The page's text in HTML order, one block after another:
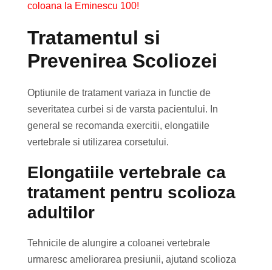
coloana la Eminescu 100!
Tratamentul si
Prevenirea Scoliozei
Optiunile de tratament variaza in functie de
severitatea curbei si de varsta pacientului. In
general se recomanda exercitii, elongatiile
vertebrale si utilizarea corsetului.
Elongatiile vertebrale ca
tratament pentru scolioza
adultilor
Tehnicile de alungire a coloanei vertebrale
urmaresc ameliorarea presiunii, ajutand scolioza